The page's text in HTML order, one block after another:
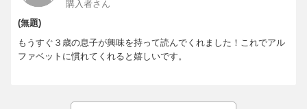
購入者さん
(無題)
もうすぐ３歳の息子が興味を持って読んでくれました！これでアル
ファベットに慣れてくれると嬉しいです。